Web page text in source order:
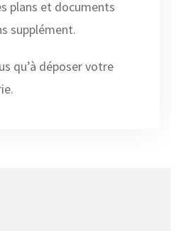
plans et documents
supplément.
qu’à déposer votre